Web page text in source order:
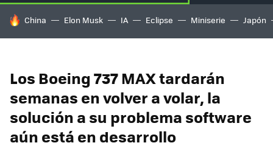
HOY SE HABLA DE
China Elon Musk IA Eclipse Miniserie Japón
Los Boeing 737 MAX tardarán
semanas en volver a volar, la
solución a su problema software
aún está en desarrollo